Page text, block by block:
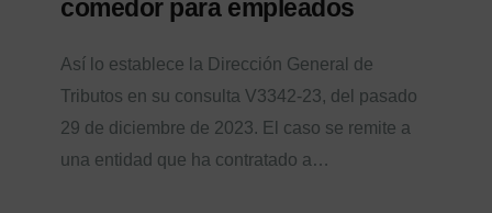
comedor para empleados
Así lo establece la Dirección General de
Tributos en su consulta V3342-23, del pasado
29 de diciembre de 2023. El caso se remite a
una entidad que ha contratado a…